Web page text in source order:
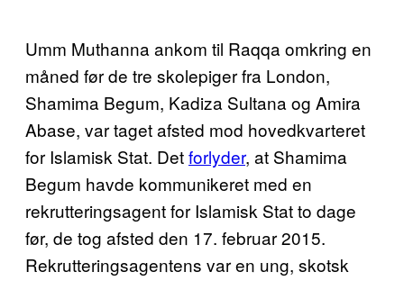
Umm Muthanna ankom til Raqqa omkring en
måned før de tre skolepiger fra London,
Shamima Begum, Kadiza Sultana og Amira
Abase, var taget afsted mod hovedkvarteret
for Islamisk Stat. Detforlyder, at Shamima
Begum havde kommunikeret med en
rekrutteringsagent for Islamisk Stat to dage
før, de tog afsted den 17. februar 2015.
Rekrutteringsagentens var en ung, skotsk